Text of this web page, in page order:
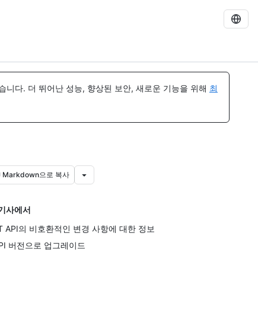
다. 더 뛰어난 성능, 향상된 보안, 새로운 기능을 위해 최
Markdown으로 복사
사에서
API의 비호환적인 변경 사항에 대한 정보
버전으로 업그레이드